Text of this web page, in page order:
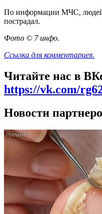
По информации МЧС, людей
пострадал.
Фото © 7 инфо.
Ссылка для комментариев.
Читайте нас в
https://vk.com/
Новости